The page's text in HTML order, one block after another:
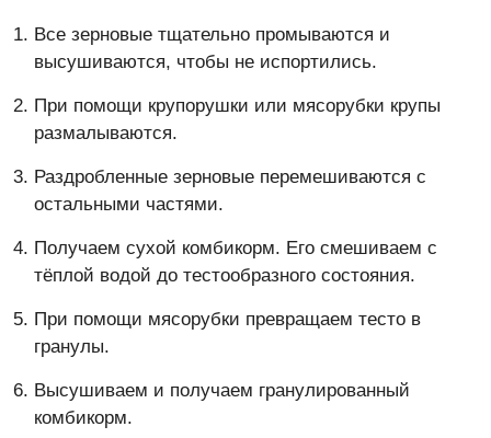
Все зерновые тщательно промываются и
высушиваются, чтобы не испортились.
При помощи крупорушки или мясорубки крупы
размалываются.
Раздробленные зерновые перемешиваются с
остальными частями.
Получаем сухой комбикорм. Его смешиваем с
тёплой водой до тестообразного состояния.
При помощи мясорубки превращаем тесто в
гранулы.
Высушиваем и получаем гранулированный
комбикорм.